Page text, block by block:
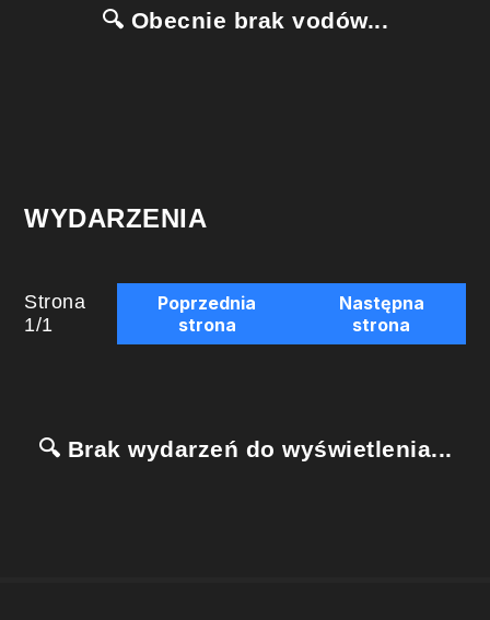
🔍 Obecnie brak vodów...
WYDARZENIA
Strona
1/1
Poprzednia
strona
Następna
strona
🔍 Brak wydarzeń do wyświetlenia...